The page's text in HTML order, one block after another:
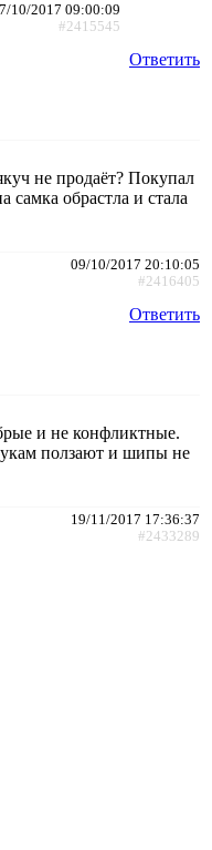
10/2017 09:00:09
#2415545
Ответить
не продаёт? Покупал
обрастла и стала
09/10/2017 20:10:05
#2416405
Ответить
и не конфликтные.
ползают и шипы не
19/11/2017 17:36:37
#2433289